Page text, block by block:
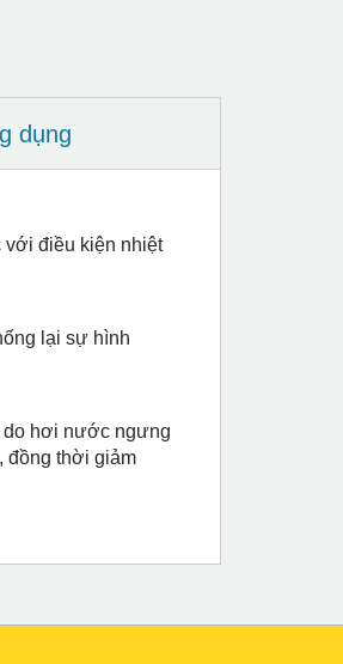
dụng
với điều kiện nhiệt
lại sự hình
do hơi nước ngưng
đồng thời giảm